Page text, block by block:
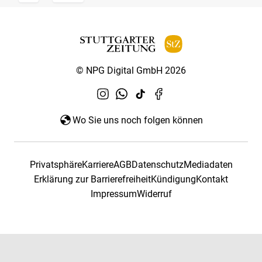
© NPG Digital GmbH 2026
Wo Sie uns noch folgen können
PrivatsphäreKarriereAGBDatenschutzMediadaten
Erklärung zur BarrierefreiheitKündigungKontakt
ImpressumWiderruf